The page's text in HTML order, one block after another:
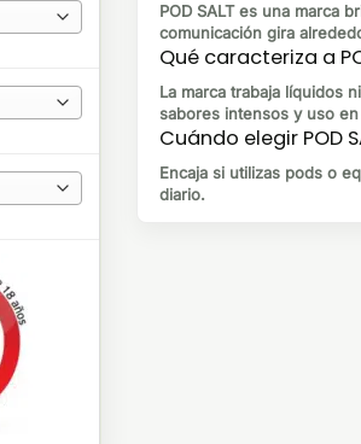
POD SALT es una marca
comunicación gira
Qué caracteriza a
La marca trabaja líquidos
sabores intensos y uso
Cuándo elegir POD
Encaja si utilizas pods o
diario.